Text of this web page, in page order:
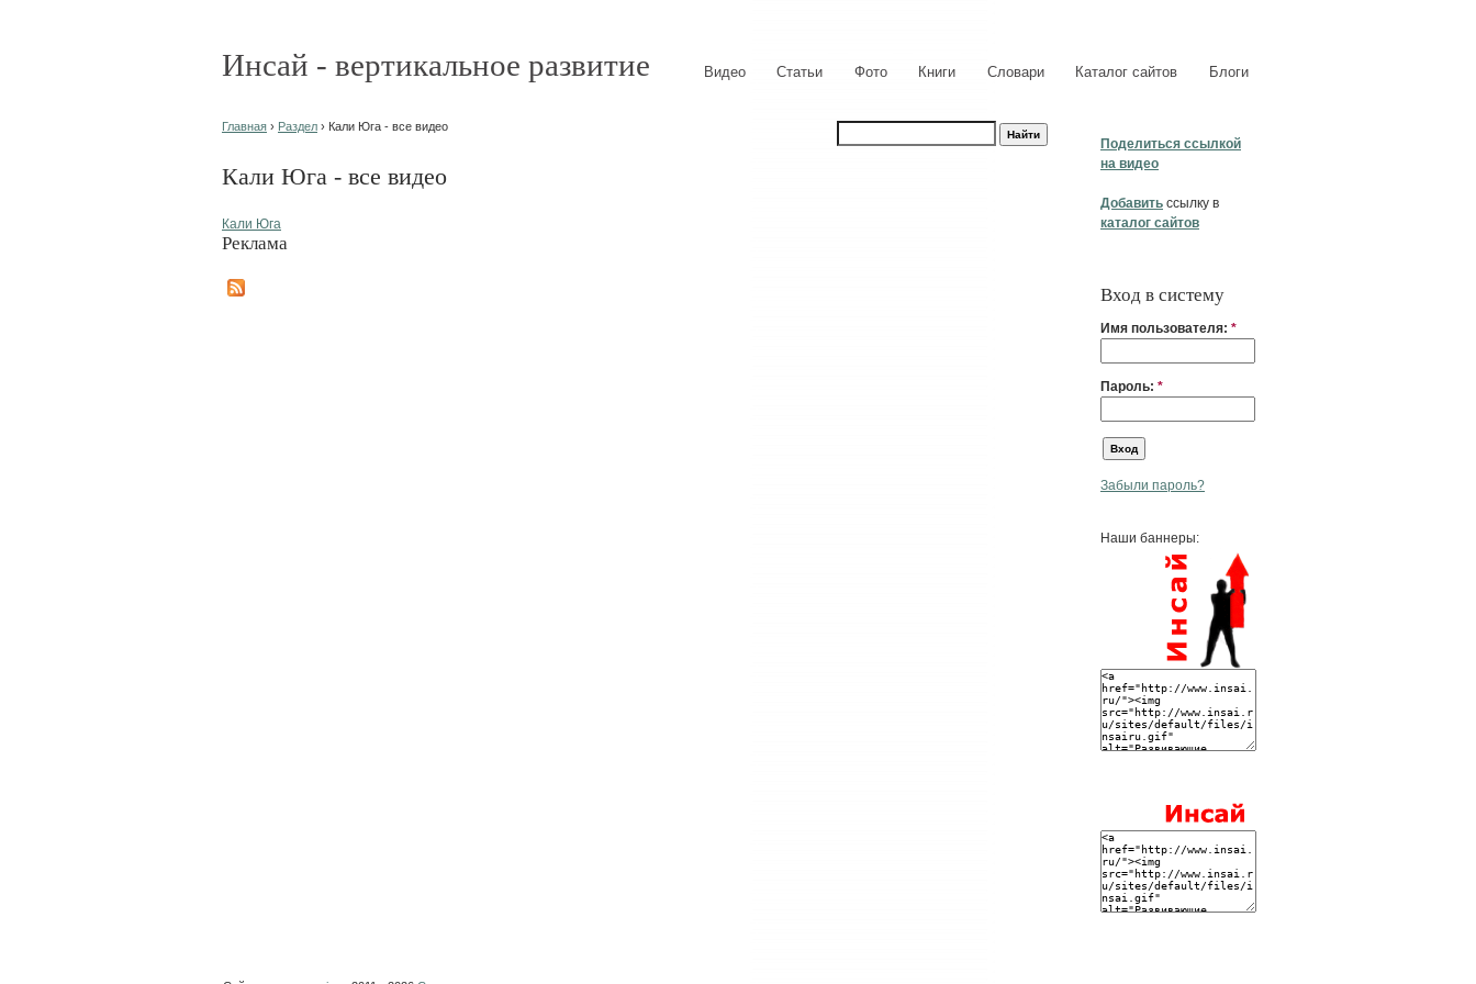
Инсай - вертикальное развитие Видео Статьи Фото Книги Словари Каталог сайтов Блоги
Поделиться ссылкой
на видео
Добавить ссылку в
каталог сайтов
Вход в систему
Имя пользователя: *
Пароль: *
Забыли пароль?
Наши баннеры:
Главная › Раздел › Кали Юга - все видео
Кали Юга - все видео
Кали Юга
Реклама